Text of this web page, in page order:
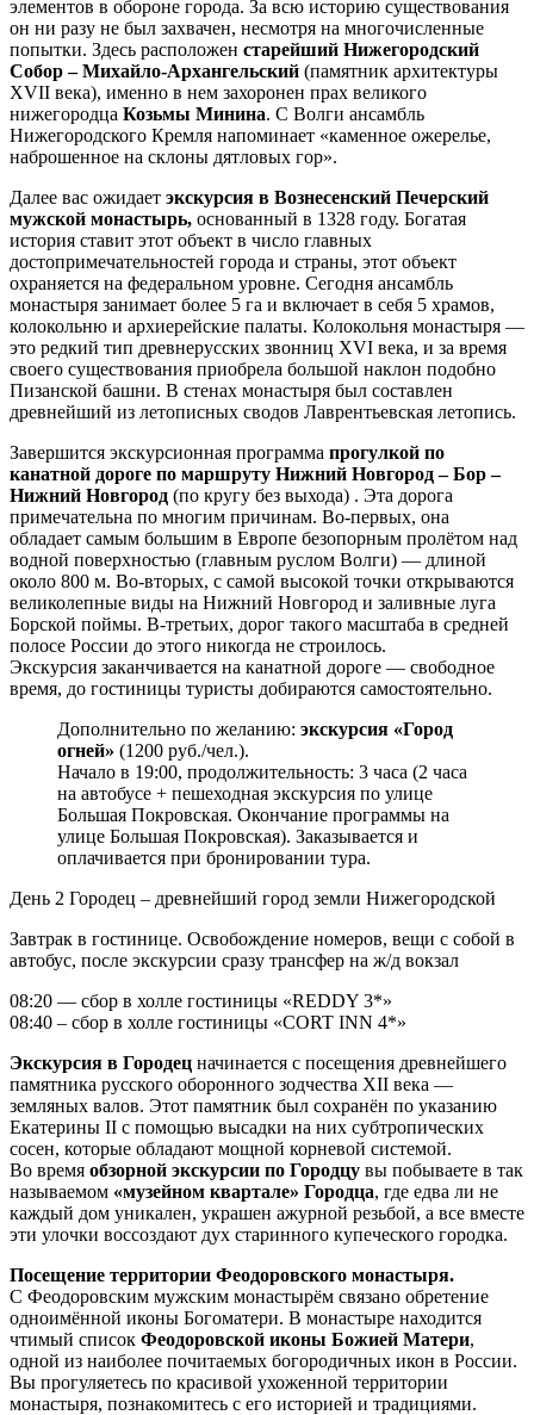
элементов в обороне города. За всю историю существования
он ни разу не был захвачен, несмотря на многочисленные
попытки. Здесь расположен старейший Нижегородский
Собор – Михайло-Архангельский (памятник архитектуры
ХVII века), именно в нем захоронен прах великого
нижегородца Козьмы Минина. С Волги ансамбль
Нижегородского Кремля напоминает «каменное ожерелье,
наброшенное на склоны дятловых гор».
Далее вас ожидает экскурсия в Вознесенский Печерский
мужской монастырь, основанный в 1328 году. Богатая
история ставит этот объект в число главных
достопримечательностей города и страны, этот объект
охраняется на федеральном уровне. Сегодня ансамбль
монастыря занимает более 5 га и включает в себя 5 храмов,
колокольню и архиерейские палаты. Колокольня монастыря —
это редкий тип древнерусских звонниц ХVI века, и за время
своего существования приобрела большой наклон подобно
Пизанской башни. В стенах монастыря был составлен
древнейший из летописных сводов Лаврентьевская летопись.
Завершится экскурсионная программа прогулкой по
канатной дороге по маршруту Нижний Новгород – Бор –
Нижний Новгород (по кругу без выхода) . Эта дорога
примечательна по многим причинам. Во-первых, она
обладает самым большим в Европе безопорным пролётом над
водной поверхностью (главным руслом Волги) — длиной
около 800 м. Во-вторых, с самой высокой точки открываются
великолепные виды на Нижний Новгород и заливные луга
Борской поймы. В-третьих, дорог такого масштаба в средней
полосе России до этого никогда не строилось.
Экскурсия заканчивается на канатной дороге — свободное
время, до гостиницы туристы добираются самостоятельно.
Дополнительно по желанию: экскурсия «Город
огней» (1200 руб./чел.).
Начало в 19:00, продолжительность: 3 часа (2 часа
на автобусе + пешеходная экскурсия по улице
Большая Покровская. Окончание программы на
улице Большая Покровская). Заказывается и
оплачивается при бронировании тура.
День 2 Городец – древнейший город земли Нижегородской
Завтрак в гостинице. Освобождение номеров, вещи с собой в
автобус, после экскурсии сразу трансфер на ж/д вокзал
08:20 — сбор в холле гостиницы «REDDY 3*»
08:40 – сбор в холле гостиницы «CORT INN 4*»
Экскурсия в Городец начинается с посещения древнейшего
памятника русского оборонного зодчества XII века —
земляных валов. Этот памятник был сохранён по указанию
Екатерины II с помощью высадки на них субтропических
сосен, которые обладают мощной корневой системой.
Во время обзорной экскурсии по Городцу вы побываете в так
называемом «музейном квартале» Городца, где едва ли не
каждый дом уникален, украшен ажурной резьбой, а все вместе
эти улочки воссоздают дух старинного купеческого городка.
Посещение территории Феодоровского монастыря.
С Феодоровским мужским монастырём связано обретение
одноимённой иконы Богоматери. В монастыре находится
чтимый список Феодоровской иконы Божией Матери,
одной из наиболее почитаемых богородичных икон в России.
Вы прогуляетесь по красивой ухоженной территории
монастыря, познакомитесь с его историей и традициями.